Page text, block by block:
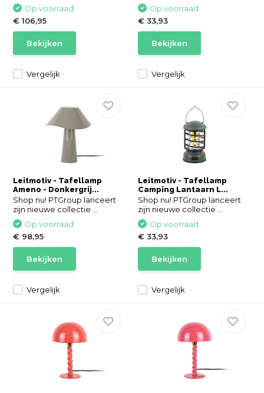
Vergelijk
Op voorraad
€ 106,95
Bekijken
Vergelijk
Op voorraad
€ 33,93
Bekijken
Leitmotiv - Tafellamp
Ameno - Donkergrij...
Shop nu! PTGroup lanceert
zijn nieuwe collectie ...
Vergelijk
Op voorraad
€ 98,95
Bekijken
Leitmotiv - Tafellamp
Camping Lantaarn L...
Shop nu! PTGroup lanceert
zijn nieuwe collectie ...
Vergelijk
Op voorraad
€ 33,93
Bekijken